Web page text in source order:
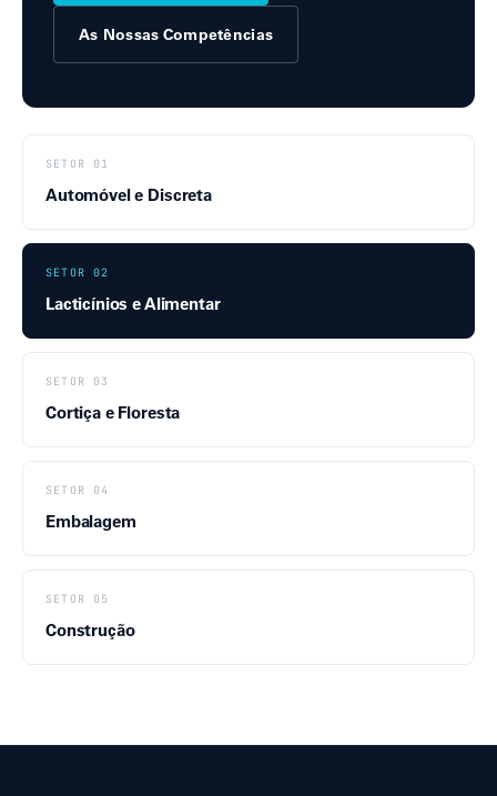
As Nossas Competências
SETOR 01
Automóvel e Discreta
SETOR 02
Lacticínios e Alimentar
SETOR 03
Cortiça e Floresta
SETOR 04
Embalagem
SETOR 05
Construção